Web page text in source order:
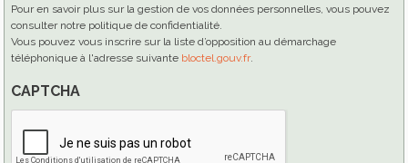
Pour en savoir plus sur la gestion de vos données personnelles, vous pouvez
consulter notre politique de confidentialité.
Vous pouvez vous inscrire sur la liste d’opposition au démarchage
téléphonique à l'adresse suivante bloctel.gouv.fr.
CAPTCHA